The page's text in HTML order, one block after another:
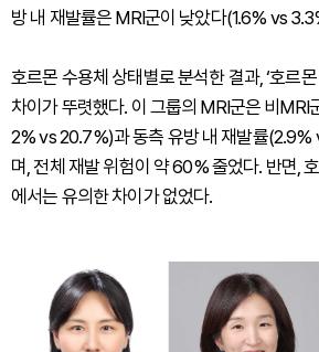
방 내 재발률은 MRI군이 낮았다(1.6% vs
호르몬 수용체 상태별로 분석한 결과, ‘호르
차이가 뚜렷했다. 이 그룹의 MRI군은 비MRI
2% vs 20.7%)과 동측 유방 내 재발률(2.9%
며, 전체 재발 위험이 약 60% 줄었다. 반면,
에서는 유의한 차이가 없었다.